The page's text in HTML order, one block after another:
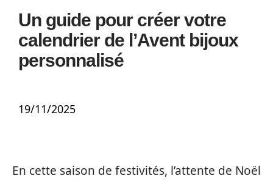
Un guide pour créer votre
calendrier de l’Avent bijoux
personnalisé
19/11/2025
En cette saison de festivités, l’attente de Noël